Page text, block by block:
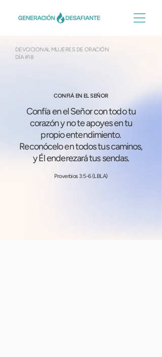
DEVOCIONAL MUJERES DE ORACIÓN
DÍA #18
CONFIÁ EN EL SEÑOR
Confía en el Señor con todo tu
corazón y no te apoyes en tu
propio entendimiento.
Reconócelo en todos tus caminos,
y Él enderezará tus sendas.
Proverbios 3:5-6 (LBLA)